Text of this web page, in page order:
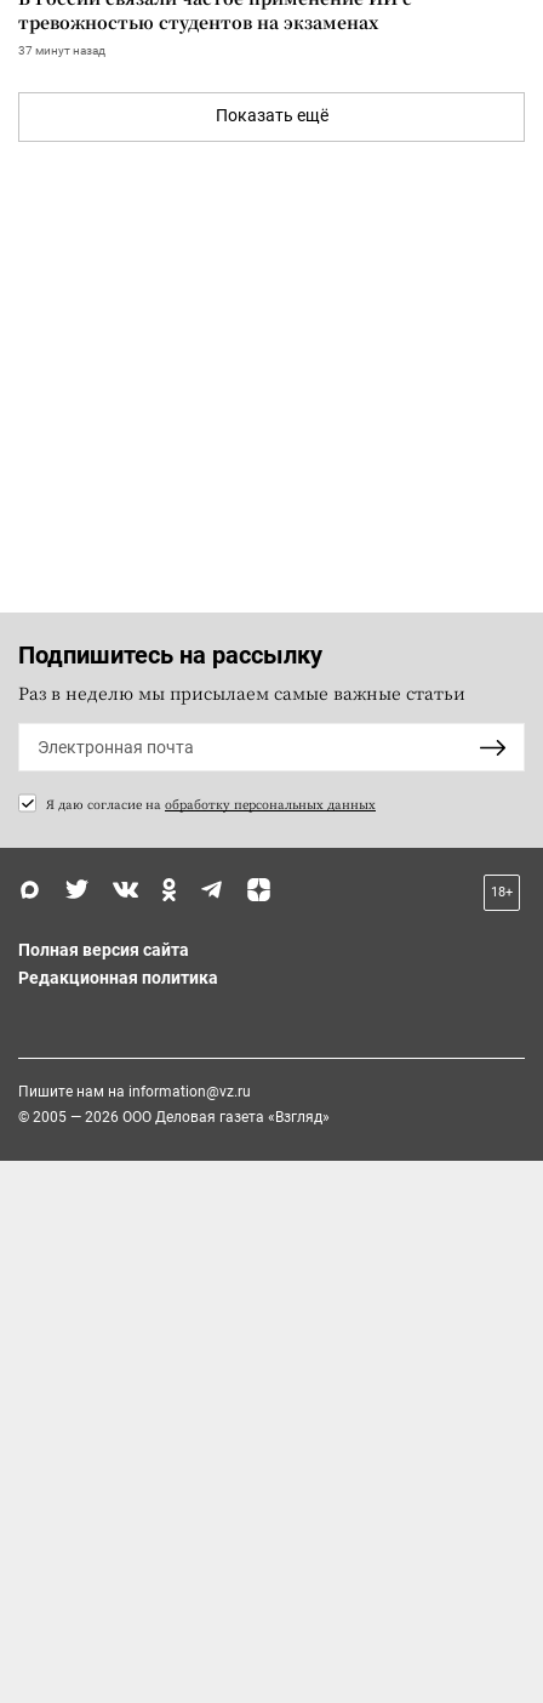
тревожностью студентов на экзаменах
37 минут назад
Показать ещё
Подпишитесь на рассылку
Раз в неделю мы присылаем самые важные статьи
Я даю согласие на обработку персональных данных
18+
Полная версия сайта
Редакционная политика
Пишите нам на information@vz.ru
© 2005 — 2026 ООО Деловая газета «Взгляд»